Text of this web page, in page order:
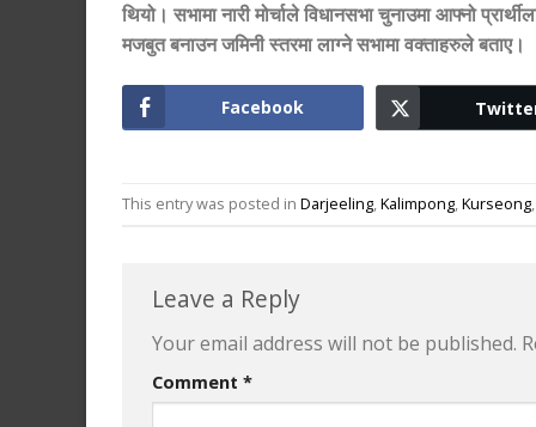
थियो। सभामा नारी मोर्चाले विधानसभा चुनाउमा आफ्नो
मजबुत बनाउन जमिनी स्तरमा लाग्ने सभामा वक्ताहरुले बताए।
Facebook
This entry was posted in Darjeeling,Kalimpong,Kurseong
Leave a Reply
Your email address will not be published.
Comment *